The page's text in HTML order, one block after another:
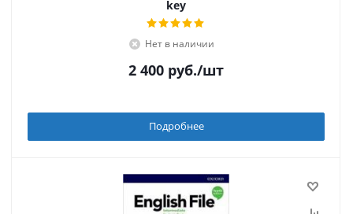
key
Нет в наличии
2 400 руб./шт
Подробнее